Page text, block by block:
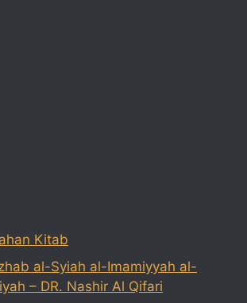
Kitab
al-Syiah al-Imamiyyah al-
– DR. Nashir Al Qifari